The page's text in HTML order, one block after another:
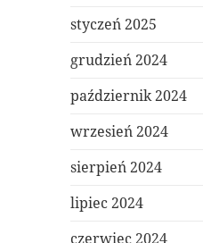
styczeń 2025
grudzień 2024
październik 2024
wrzesień 2024
sierpień 2024
lipiec 2024
czerwiec 2024